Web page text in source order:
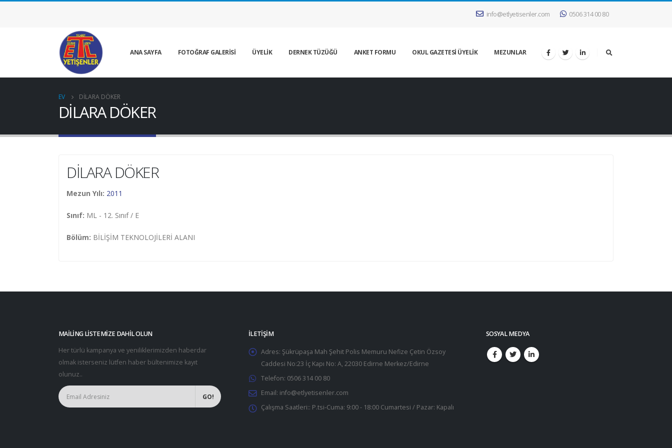
info@etlyetisenler.com 0506 314 00 80
ANA SAYFA FOTOĞRAF GALERİSİ ÜYELİK DERNEK TÜZÜĞÜ ANKET FORMU OKUL GAZETESİ ÜYELİK MEZUNLAR
EV DİLARA DÖKER
DİLARA DÖKER
DİLARA DÖKER
Mezun Yılı: 2011
Sınıf: ML - 12. Sınıf / E
Bölüm: BİLİŞİM TEKNOLOJİLERİ ALANI
MAILING LISTEMIZE DAHIL OLUN
Her türlü kampanya ve yeniliklerimizden haberdar
olmak isterseniz lütfen haber bültenimize kayıt
olunuz..
İLETIŞIM
Adres: Şükrüpaşa Mah Şehit Polis Memuru Nefize Çetin Özsoy
Caddesi No:23 İç Kapı No: A, 22030 Edirne Merkez/Edirne
Telefon: 0506 314 00 80
Email: info@etlyetisenler.com
Çalışma Saatleri:: P.tsi-Cuma: 9:00 - 18:00 Cumartesi / Pazar: Kapalı
SOSYAL MEDYA